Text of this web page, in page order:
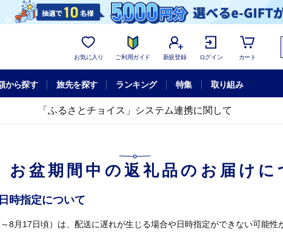
お気に入り ご利用ガイド 新規登録 ログイン カート
から探す 旅先を探す ランキング 特集 取り組み
「ふるさとチョイス」システム連携に関して
お盆期間中の返礼品のお届けに
時指定について
8月17日頃）は、配送に遅れが生じる場合や日時指定ができない可能性